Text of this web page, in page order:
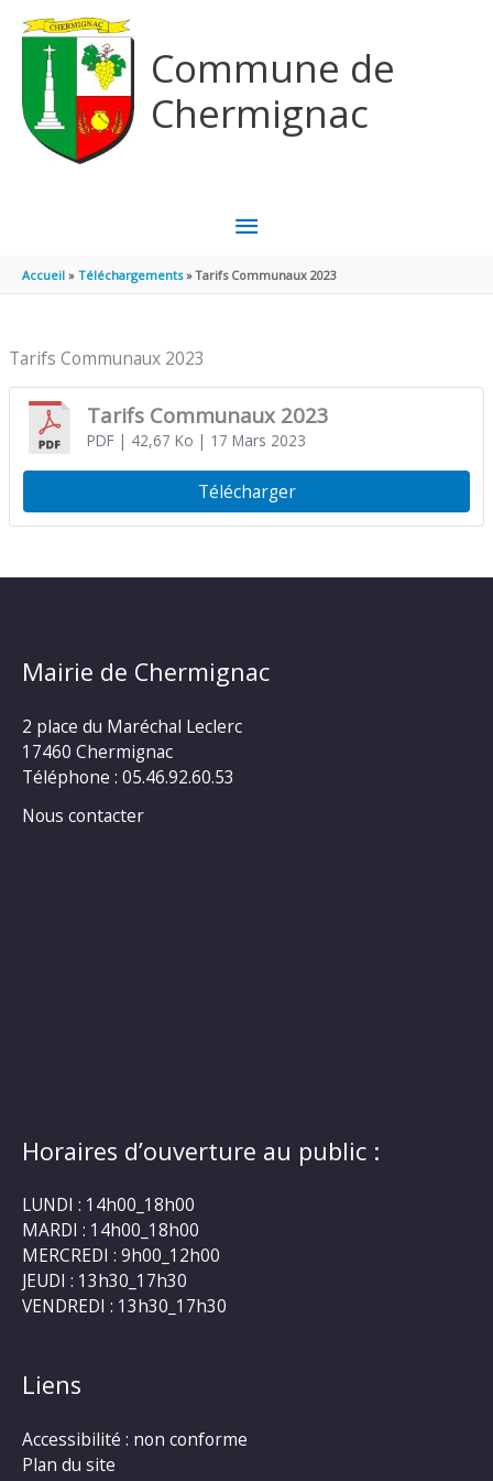
Commune de
Chermignac
MENU
PRINCIPAL
Accueil Téléchargements Tarifs Communaux 2023
Tarifs Communaux 2023
Tarifs Communaux 2023
PDF| 42,67 Ko | 17 Mars 2023
Télécharger
Mairie de Chermignac
2 place du Maréchal Leclerc
17460 Chermignac
Téléphone : 05.46.92.60.53
Nous contacter
Horaires d’ouverture au public :
LUNDI : 14h00_18h00
MARDI : 14h00_18h00
MERCREDI : 9h00_12h00
JEUDI : 13h30_17h30
VENDREDI : 13h30_17h30
Liens
Accessibilité : non conforme
Plan du site